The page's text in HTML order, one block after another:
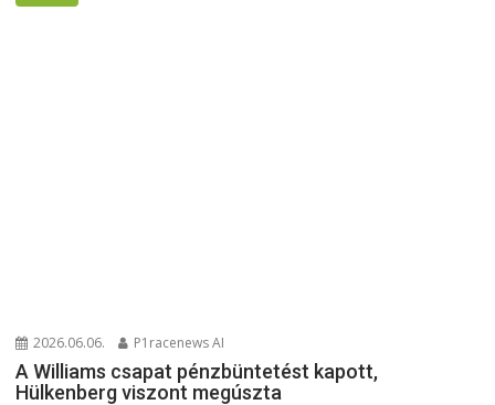
2026.06.06. P1racenews AI
A Williams csapat pénzbüntetést kapott,
Hülkenberg viszont megúszta